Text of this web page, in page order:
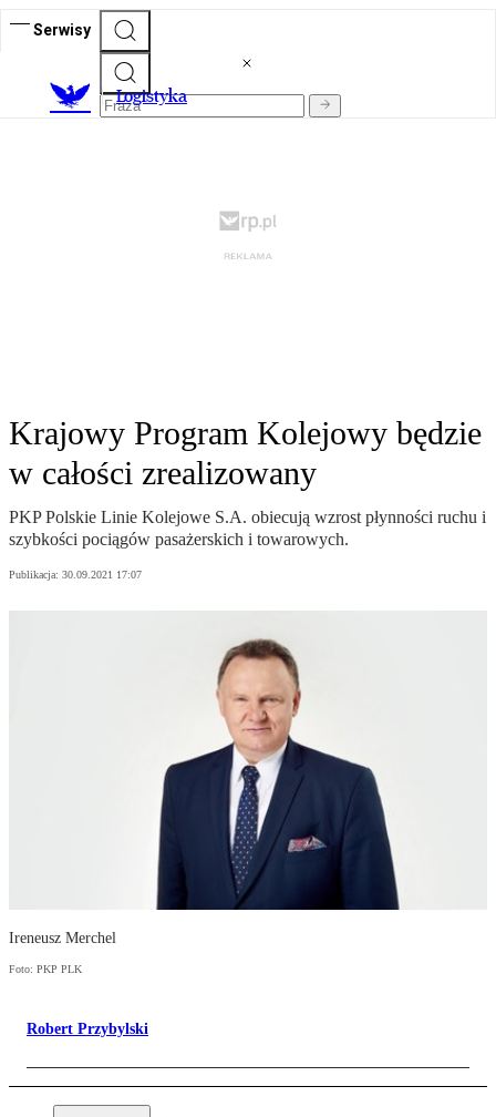
Serwisy
Logistyka
Krajowy Program Kolejowy będzie
w całości zrealizowany
PKP Polskie Linie Kolejowe S.A. obiecują wzrost płynności ruchu i
szybkości pociągów pasażerskich i towarowych.
Publikacja: 30.09.2021 17:07
Ireneusz Merchel
Foto: PKP PLK
Robert Przybylski